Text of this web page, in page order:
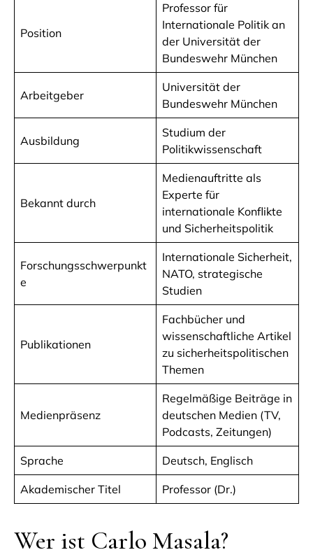
Position
Professor für
Internationale Politik an
der Universität der
Bundeswehr München
Arbeitgeber
Universität der
Bundeswehr München
Ausbildung
Studium der
Politikwissenschaft
Bekannt durch
Medienauftritte als
Experte für
internationale Konflikte
und Sicherheitspolitik
Forschungsschwerpunkt
e
Internationale Sicherheit,
NATO, strategische
Studien
Publikationen
Fachbücher und
wissenschaftliche Artikel
zu sicherheitspolitischen
Themen
Medienpräsenz
Regelmäßige Beiträge in
deutschen Medien (TV,
Podcasts, Zeitungen)
Sprache Deutsch, Englisch
Akademischer Titel Professor (Dr.)
Wer ist Carlo Masala?